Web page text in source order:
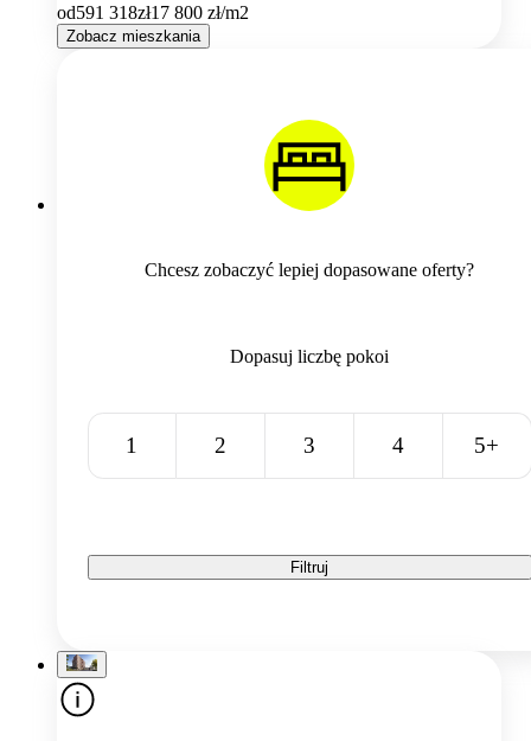
od591 318zł17 800 zł/m2
Zobacz mieszkania
Chcesz zobaczyć lepiej dopasowane oferty?
Dopasuj liczbę pokoi
1 2 3 4 5+
Filtruj